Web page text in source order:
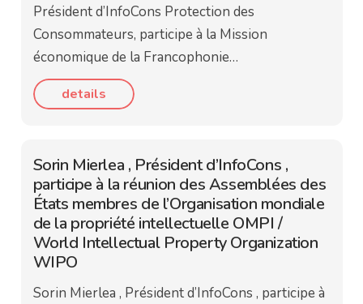
Président d’InfoCons Protection des
Consommateurs, participe à la Mission
économique de la Francophonie…
details
Sorin Mierlea , Président d’InfoCons ,
participe à la réunion des Assemblées des
États membres de l’Organisation mondiale
de la propriété intellectuelle OMPI /
World Intellectual Property Organization
WIPO
Sorin Mierlea , Président d’InfoCons , participe à